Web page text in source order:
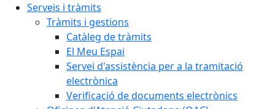
Serveis i tràmits
Tràmits i gestions
Catàleg de tràmits
El Meu Espai
Servei d'assistència per a la tramitació
electrònica
Verificació de documents electrònics